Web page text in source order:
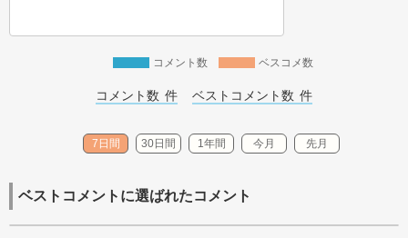
コメント数 ベスコメ数
コメント数 件 ベストコメント数 件
7日間 30日間 1年間 今月 先月
ベストコメントに選ばれたコメント